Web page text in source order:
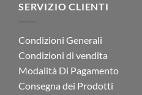
SERVIZIO CLIENTI
Condizioni Generali
Condizioni di vendita
Modalità Di Pagamento
Consegna dei Prodotti